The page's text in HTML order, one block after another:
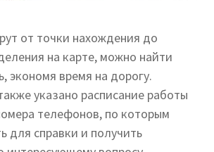
от точки нахождения до
на карте, можно найти
экономя время на дорогу.
указано расписание работы
телефонов, по которым
для справки и получить